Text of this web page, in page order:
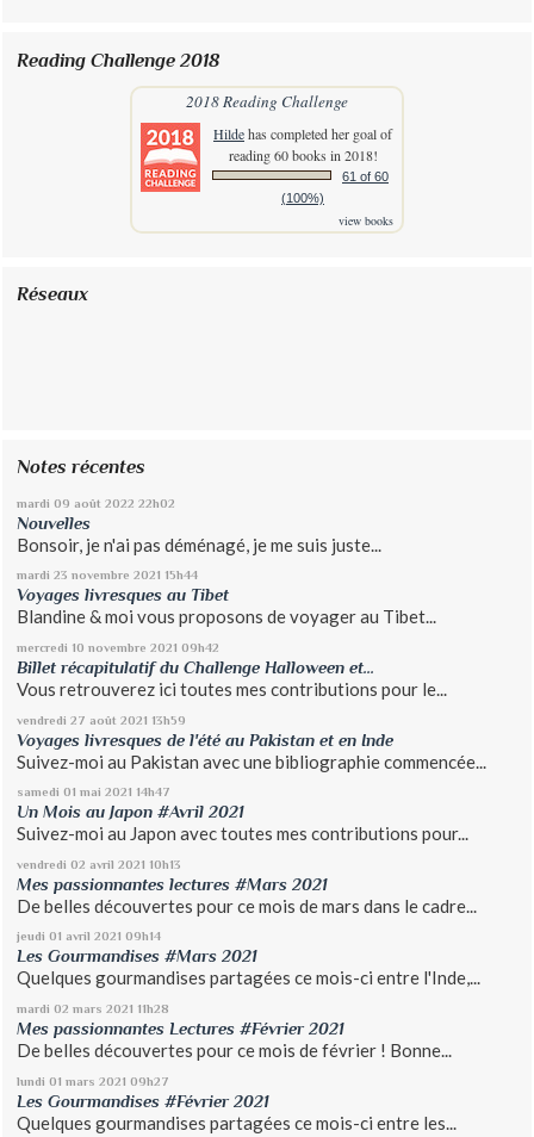
Reading Challenge 2018
2018 Reading Challenge
Hildehas completed her goal of
reading 60 books in 2018!
61 of 60
(100%)
view books
Réseaux
Notes récentes
mardi 09 août 2022 22h02
Nouvelles
Bonsoir, je n'ai pas déménagé, je me suis juste...
mardi 23 novembre 2021 15h44
Voyages livresques au Tibet
Blandine & moi vous proposons de voyager au Tibet...
mercredi 10 novembre 2021 09h42
Billet récapitulatif du Challenge Halloween et...
Vous retrouverez ici toutes mes contributions pour le...
vendredi 27 août 2021 13h59
Voyages livresques de l'été au Pakistan et en Inde
Suivez-moi au Pakistan avec une bibliographie commencée...
samedi 01 mai 2021 14h47
Un Mois au Japon #Avril 2021
Suivez-moi au Japon avec toutes mes contributions pour...
vendredi 02 avril 2021 10h13
Mes passionnantes lectures #Mars 2021
De belles découvertes pour ce mois de mars dans le cadre...
jeudi 01 avril 2021 09h14
Les Gourmandises #Mars 2021
Quelques gourmandises partagées ce mois-ci entre l'Inde,...
mardi 02 mars 2021 11h28
Mes passionnantes Lectures #Février 2021
De belles découvertes pour ce mois de février ! Bonne...
lundi 01 mars 2021 09h27
Les Gourmandises #Février 2021
Quelques gourmandises partagées ce mois-ci entre les...